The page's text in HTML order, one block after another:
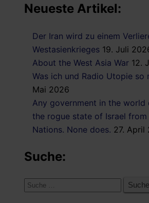
Neueste Artikel:
Der Iran wird zu einem
Westasienkrieges 19. Juli
About the West Asia War 12.
Was ich und Radio Utopie so
Mai 2026
Any government in the world
the rogue state of Israel
Nations. None does. 27. April
Suche:
Suche